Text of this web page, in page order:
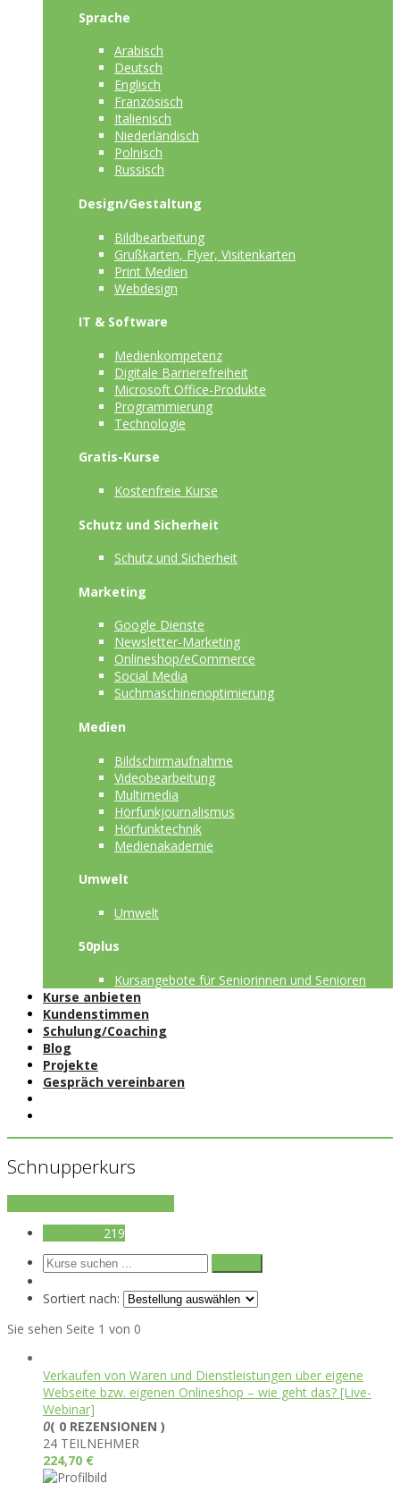
Sprache
Arabisch
Deutsch
Englisch
Französisch
Italienisch
Niederländisch
Polnisch
Russisch
Design/Gestaltung
Bildbearbeitung
Grußkarten, Flyer, Visitenkarten
Print Medien
Webdesign
IT & Software
Medienkompetenz
Digitale Barrierefreiheit
Microsoft Office-Produkte
Programmierung
Technologie
Gratis-Kurse
Kostenfreie Kurse
Schutz und Sicherheit
Schutz und Sicherheit
Marketing
Google Dienste
Newsletter-Marketing
Onlineshop/eCommerce
Social Media
Suchmaschinenoptimierung
Medien
Bildschirmaufnahme
Videobearbeitung
Multimedia
Hörfunkjournalismus
Hörfunktechnik
Medienakademie
Umwelt
Umwelt
50plus
Kursangebote für Seniorinnen und Senioren
Kurse anbieten
Kundenstimmen
Schulung/Coaching
Blog
Projekte
Gespräch vereinbaren
Schnupperkurs
219
Sortiert nach:
Sie sehen Seite 1 von 0
Verkaufen von Waren und Dienstleistungen über eigene
Webseite bzw. eigenen Onlineshop – wie geht das? [Live-
Webinar]
0( 0 REZENSIONEN )
24 TEILNEHMER
224,70 €